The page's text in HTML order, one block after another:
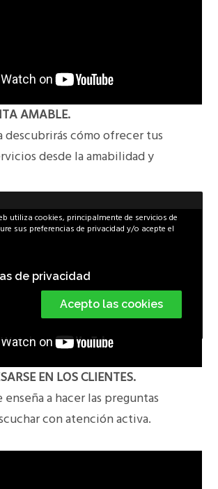
AMABLE.
descubrirás cómo ofrecer tus
desde la amabilidad y
EN LOS CLIENTES.
a hacer las preguntas
con atención activa.
utiliza cookies, principalmente de servicios de
sus preferencias de privacidad y/o acepte el
de privacidad
Acepto las cookies